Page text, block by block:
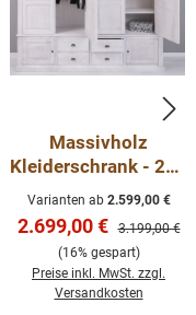
Massivholz
Kleiderschrank - 232
cm breit - Landhaus
Schrank
Varianten ab2.599,00 €
Verkaufspreis:
2.699,00 € Regulärer
3.199,00 €
(16% gespart)
Preise inkl. MwSt. zzgl.
Versandkosten